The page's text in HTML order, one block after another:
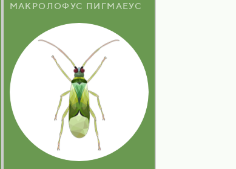
МАКРОЛОФУС ПИГМАЕУС